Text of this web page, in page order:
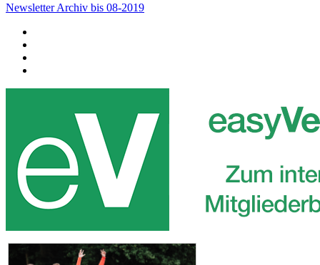
Newsletter Archiv bis 08-2019